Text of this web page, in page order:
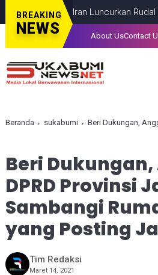
BREAKING
NEWS
Iran Luncurkan Rudal ke
About UsContact
Beranda sukabumi Beri Dukungan, Anggota DPRD
Beri
DPRD Provinsi
Sambangi
yang Posting
Tim Redaksi
Maret 14, 2021